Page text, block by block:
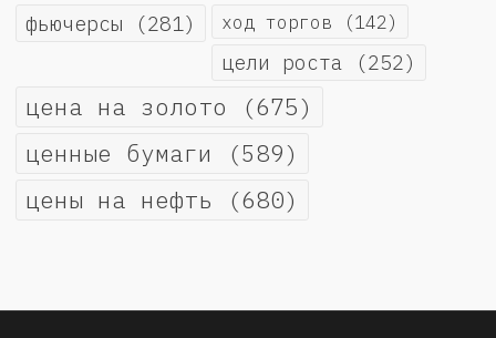
фьючерсы (281) ход торгов (142)
цели роста (252)
цена на золото (675)
ценные бумаги (589)
цены на нефть (680)